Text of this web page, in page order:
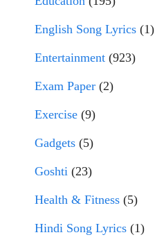
English Song Lyrics (1)
Entertainment (923)
Exam Paper (2)
Exercise (9)
Gadgets (5)
Goshti (23)
Health & Fitness (5)
Hindi Song Lyrics (1)